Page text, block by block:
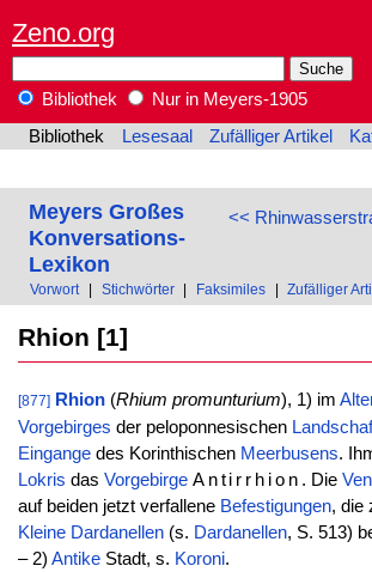
Zeno.org
Bibliothek
Nur in Meyers-1905
Bibliothek
Lesesaal Zufälliger Artikel
<<
Meyers Großes
Konversations-
Lexikon
Vorwort Stichwörter Faksimiles Zufälliger
Rhion [1]
[877] Rhion(Rhium promunturium), 1) im
Vorgebirges der peloponnesischen
Eingangedes Korinthischen Meerbusens.
Lokris das Vorgebirge Antirrhion . Die
auf beiden jetzt verfallene Befestigungen, die
Kleine Dardanellen(s. Dardanellen, S. 513)
– 2) AntikeStadt, s. Koroni.